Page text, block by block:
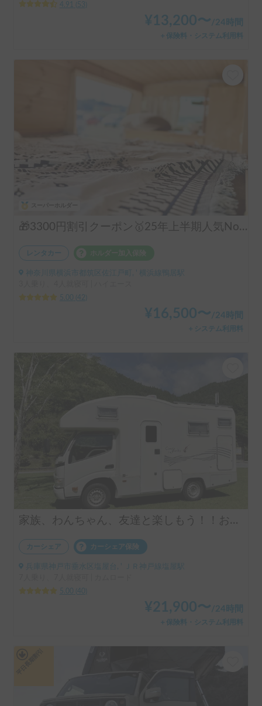
4.91
53
¥ 13,200〜 /24時間
＋保険料・システム利用料
🎁3300円割引クーポン🥇25年上半期人気No.1「動くログハウス🪵」【カップルに大人気✨】【ペット旅🐕】📌内容充実なのに格安の「オリジナル保険プラン」を準備👍
レンタカー
神奈川県横浜市都筑区佐江戸町, ' 横浜線鴨居駅
5.00
42
¥ 16,500〜/24時間
＋システム利用料
家族、わんちゃん、友達と楽しもう！！お気軽旅行のキャンピングカー（コルドバンクス）四国・淡路島にアクセス抜群🗾ペット大歓迎🐶ケージ無しOK、WIFI無料
カーシェア カーシェア保険
兵庫県神戸市垂水区塩屋台, ' ＪＲ神戸線塩屋駅
5.00
40
¥21,900〜/24時間
＋保険料・システム利用料